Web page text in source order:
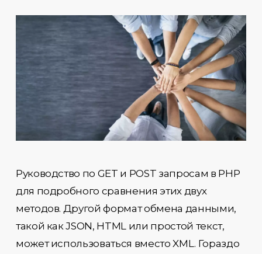
Руководство по GET и POST запросам в PHP
для подробного сравнения этих двух
методов. Другой формат обмена данными,
такой как JSON, HTML или простой текст,
может использоваться вместо XML. Гораздо